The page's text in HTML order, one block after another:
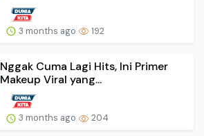
3 months ago 192
Nggak Cuma Lagi Hits, Ini Primer
Makeup Viral yang...
3 months ago 204